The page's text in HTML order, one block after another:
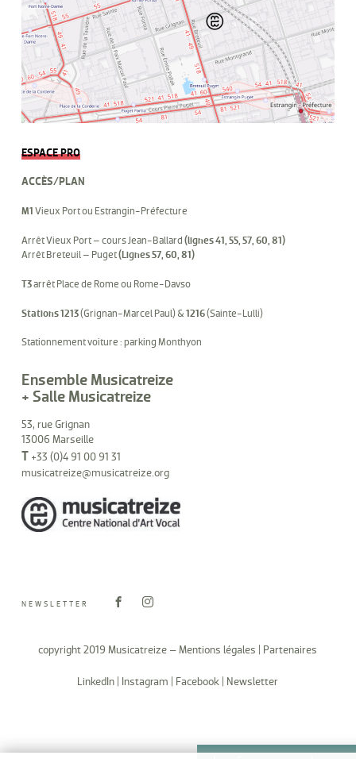
ESPACE PRO
ACCÈS/PLAN
M1 Vieux Port ou Estrangin-Préfecture
Arrêt Vieux Port – cours Jean-Ballard (lignes 41, 55, 57, 60, 81)
Arrêt Breteuil – Puget(Lignes 57, 60, 81)
T3arrêt Place de Rome ou Rome-Davso
Stations 1213(Grignan-Marcel Paul) & 1216(Sainte-Lulli)
Stationnement voiture : parking Monthyon
Ensemble Musicatreize
+ Salle Musicatreize
53, rue Grignan
13006 Marseille
T+33 (0)4 91 00 91 31
musicatreize@musicatreize.org
NEWSLETTER
copyright 2019 Musicatreize –Mentions légales Partenaires
LinkedIn Instagram Facebook Newsletter